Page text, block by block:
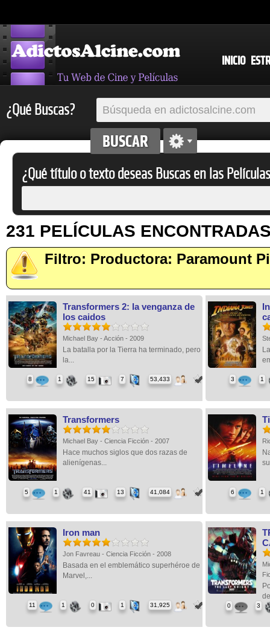
INICIO
¿Qué Buscas?
¿Qué título o texto deseas Buscas en las
231 PELÍCULAS
Filtro: Productora: Paramount
Transformers 2: la venganza de
los caidos
Michael Bay - Acción - 2009
La batalla por la Tierra ha terminado, pero
la...
8 1 15 7 53,433 3 1
Transformers
Michael Bay - Ciencia Ficción - 2007
Hace muchos siglos que dos razas de
alienígenas...
5 1 41 13 41,084 6 1
Iron man
Jon Favreau - Ciencia Ficción - 2008
Basada en el emblemático superhéroe de
Marvel,...
11 1 0 1 31,925 0 3